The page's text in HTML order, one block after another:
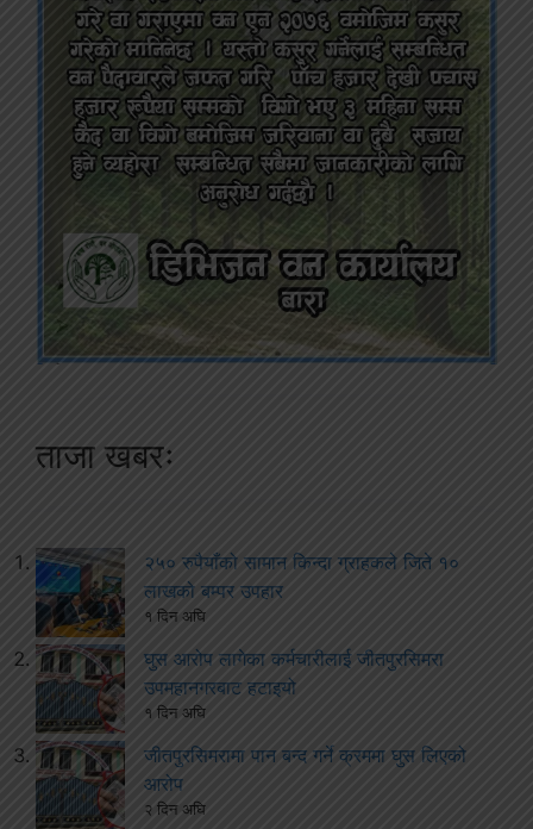
ताजा खबरः
२५० रुपैयाँको सामान किन्दा ग्राहकले जिते १०
लाखको बम्पर उपहार
१ दिन अघि
घुस आरोप लागेका कर्मचारीलाई जीतपुरसिमरा
उपमहानगरबाट हटाइयो
१ दिन अघि
जीतपुरसिमरामा पान बन्द गर्ने क्रममा घुस लिएको
आरोप
२ दिन अघि